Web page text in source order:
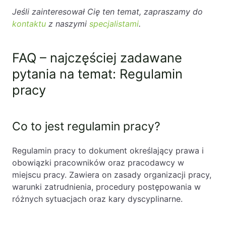
Jeśli zainteresował Cię ten temat, zapraszamy do
kontaktu z naszymi specjalistami.
FAQ – najczęściej zadawane
pytania na temat: Regulamin
pracy
Co to jest regulamin pracy?
Regulamin pracy to dokument określający prawa i
obowiązki pracowników oraz pracodawcy w
miejscu pracy. Zawiera on zasady organizacji pracy,
warunki zatrudnienia, procedury postępowania w
różnych sytuacjach oraz kary dyscyplinarne.